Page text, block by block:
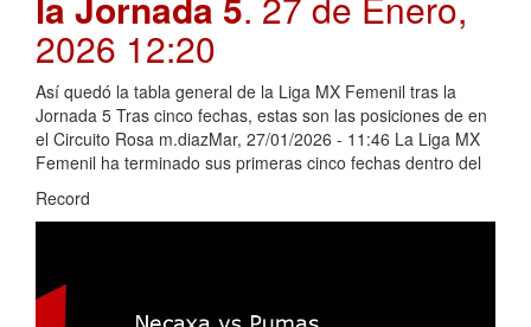
2026 12:20
Así quedó la tabla general de la Liga MX Femenil tras la
Jornada 5 Tras cinco fechas, estas son las posiciones de en
el Circuito Rosa m.diazMar, 27/01/2026 - 11:46 La Liga MX
Femenil ha terminado sus primeras cinco fechas dentro del
Record